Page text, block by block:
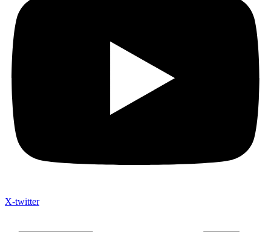
X-twitter